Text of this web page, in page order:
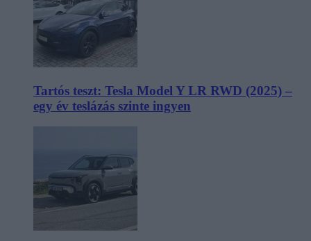
Tartós teszt: Tesla Model Y LR RWD (2025) –
egy év teslázás szinte ingyen